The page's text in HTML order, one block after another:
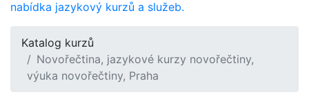
nabídka jazykový kurzů a služeb.
Katalog kurzů
Novořečtina, jazykové kurzy novořečtiny,
výuka novořečtiny, Praha